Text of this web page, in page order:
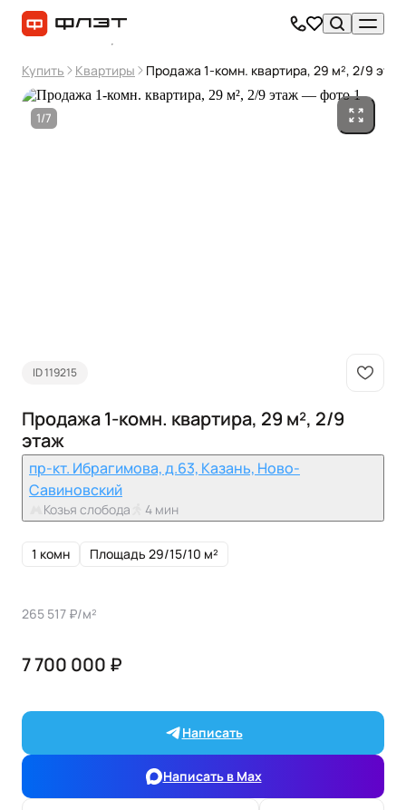
Купить Квартиры Продажа 1-комн. квартира, 29 м², 2/9 этаж
1/7
ID 119215
Продажа 1-комн. квартира, 29 м², 2/9
этаж
пр-кт. Ибрагимова, д.63, Казань, Ново-
Савиновский
Козья слобода 4 мин
1 комн Площадь 29/15/10 м²
265 517 ₽/м²
7 700 000 ₽
Написать
Написать в Max